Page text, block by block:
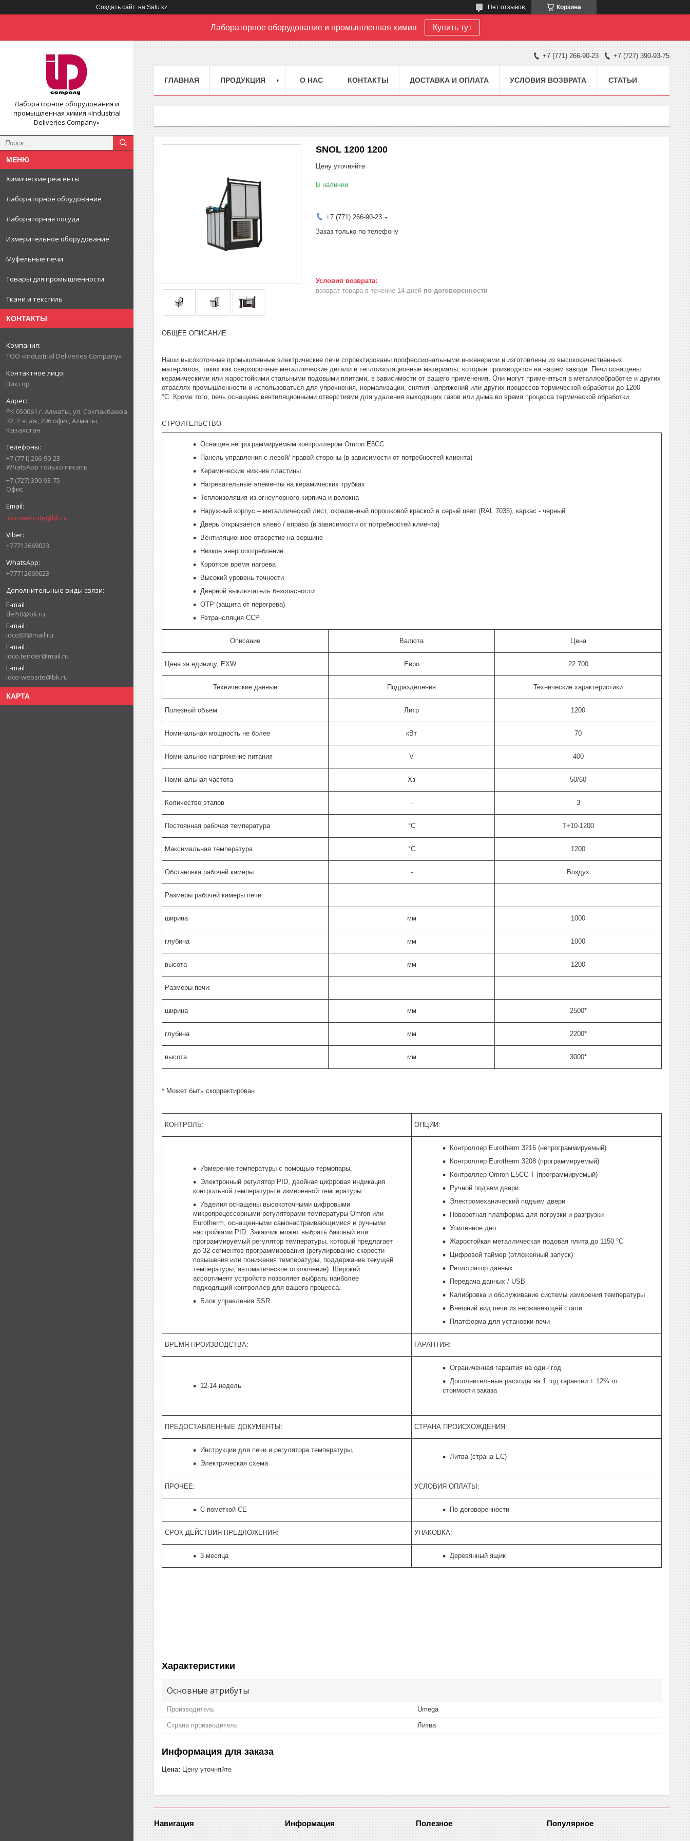
Создать сайт на Satu.kz Корзина
Нет отзывов,
Лабораторное оборудование и промышленная химия Купить тут
Лабораторное оборудования и
промышленная химия «Industrial
Deliveries Company»
Химические реагенты
Лабораторное обоудование
Лабораторная посуда
Измерительное оборудование
Муфельные печи
Товары для промышленности
Ткани и текстиль
КОНТАКТЫ
ТОО «Industrial Deliveries Company»
Виктор
РК 050061 г. Алматы, ул. Сокпакбаева
72, 2 этаж, 206 офис, Алматы,
Казахстан
+7 (771) 266-90-23
WhatsApp только писать
+7 (727) 390-93-75
Офис
idco-website@bk.ru
+77712669023
+77712669023
E-mail
del50@bk.ru
E-mail
idco83@mail.ru
E-mail
idco.tender@mail.ru
E-mail
idco-website@bk.ru
КАРТА
+7 (771) 266-90-23 +7 (727) 390-93-75
ГЛАВНАЯ ПРОДУКЦИЯ О НАС КОНТАКТЫ ДОСТАВКА И ОПЛАТА УСЛОВИЯ ВОЗВРАТА СТАТЬИ
SNOL 1200 1200
Цену уточняйте
В наличии
+7 (771) 266-90-23
Заказ только по телефону
возврат товара в течение 14 дней по договоренности
ОБЩЕЕ ОПИСАНИЕ
Наши высокоточные промышленные электрические печи спроектированы профессиональными инженерами и изготовлены из высококачественных
материалов, таких как сверхпрочные металлические детали и теплоизоляционные материалы, которые производятся на нашем заводе. Печи оснащены
керамическими или жаростойкими стальными подовыми плитами, в зависимости от вашего применения. Они могут применяться в металлообработке и других
отраслях промышленности и использоваться для упрочнения, нормализации, снятия напряжений или других процессов термической обработки до 1200
°C. Кроме того, печь оснащена вентиляционными отверстиями для удаления выходящих газов или дыма во время процесса термической обработки.
СТРОИТЕЛЬСТВО
Оснащен непрограммируемым контроллером Omron E5CC
Панель управления с левой/ правой стороны (в зависимости от потребностей клиента)
Керамические нижние пластины
Нагревательные элементы на керамических трубках
Теплоизоляция из огнеупорного кирпича и волокна
Наружный корпус – металлический лист, окрашенный порошковой краской в серый цвет (RAL 7035), каркас - черный
Дверь открывается влево / вправо (в зависимости от потребностей клиента)
Вентиляционное отверстие на вершине
Низкое энергопотребление
Короткое время нагрева
Высокий уровень точности
Дверной выключатель безопасности
OTP (защита от перегрева)
Ретрансляция ССР
Описание Валюта Цена
Цена за единицу, EXW Евро 22 700
Технические данные Подразделения Технические характеристики
Полезный объем Литр 1200
Номинальная мощность не более кВт 70
Номинальное напряжение питания V 400
Номинальная частота Хз 50/60
Количество этапов - 3
Постоянная рабочая температура °C T+10-1200
Максимальная температура °C 1200
Обстановка рабочей камеры - Воздух
Размеры рабочей камеры печи:
ширина мм 1000
глубина мм 1000
высота мм 1200
Размеры печи:
ширина мм 2500*
глубина мм 2200*
высота мм 3000*
* Может быть скорректирован
КОНТРОЛЬ: ОПЦИИ:
Измерение температуры с помощью термопары.
Электронный регулятор PID, двойная цифровая индикация
контрольной температуры и измеренной температуры.
Изделия оснащены высокоточными цифровыми
микропроцессорными регуляторами температуры Omron или
Eurotherm, оснащенными самонастраивающимися и ручными
настройками PID. Заказчик может выбрать базовый или
программируемый регулятор температуры, который предлагает
до 32 сегментов программирования (регулирование скорости
повышения или понижения температуры, поддержание текущей
температуры, автоматическое отключение). Широкий
ассортимент устройств позволяет выбрать наиболее
подходящий контроллер для вашего процесса.
Блок управления SSR.
Контроллер Eurotherm 3216 (непрограммируемый)
Контроллер Eurotherm 3208 (программируемый)
Контроллер Omron E5CC-T (программируемый)
Ручной подъем двери
Электромеханический подъем двери
Поворотная платформа для погрузки и разгрузки
Усиленное дно
Жаростойкая металлическая подовая плита до 1150 °C
Цифровой таймер (отложенный запуск)
Регистратор данных
Передача данных / USB
Калибровка и обслуживание системы измерения температуры
Внешний вид печи из нержавеющей стали
Платформа для установки печи
ВРЕМЯ ПРОИЗВОДСТВА: ГАРАНТИЯ:
12-14 недель
Ограниченная гарантия на один год
Дополнительные расходы на 1 год гарантии + 12% от
стоимости заказа
ПРЕДОСТАВЛЕННЫЕ ДОКУМЕНТЫ: СТРАНА ПРОИСХОЖДЕНИЯ:
Инструкции для печи и регулятора температуры,
Электрическая схема
Литва (страна ЕС)
ПРОЧЕЕ: УСЛОВИЯ ОПЛАТЫ:
С пометкой CE По договоренности
СРОК ДЕЙСТВИЯ ПРЕДЛОЖЕНИЯ: УПАКОВКА:
3 месяца Деревянный ящик
Характеристики
Основные атрибуты
Производитель Umega
Страна производитель Литва
Информация для заказа
Цена: Цену уточняйте
Навигация Информация Полезное Популярное